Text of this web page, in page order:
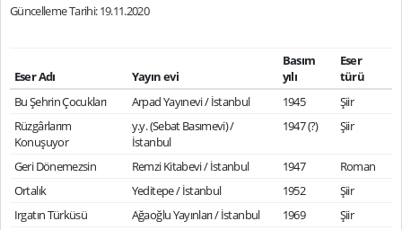
Güncelleme Tarihi: 19.11.2020
Eser Adı Yayın evi
Basım
yılı
Eser
türü
Bu Şehrin Çocukları
Arpad Yayınevi / İstanbul 1945
Şiir
Rüzgârlarım
Konuşuyor
y.y. (Sebat Basımevi) /
İstanbul
1947 (?) Şiir
Geri Dönemezsin Remzi Kitabevi / İstanbul 1947
Roman
Ortalık
Yeditepe / İstanbul 1952
Şiir
Irgatın Türküsü
Ağaoğlu Yayınları / İstanbul 1969
Şiir